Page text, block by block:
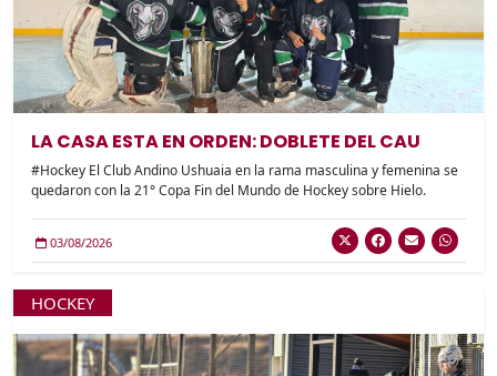
LA CASA ESTA EN ORDEN: DOBLETE DEL CAU
#Hockey El Club Andino Ushuaia en la rama masculina y femenina se
quedaron con la 21° Copa Fin del Mundo de Hockey sobre Hielo.
03/08/2026
HOCKEY